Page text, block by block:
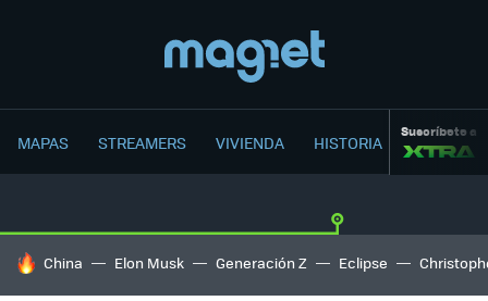
MAPAS STREAMERS VIVIENDA HISTORIA Suscríbete a
HOY SE HABLA DE
China Elon Musk Generación Z Eclipse